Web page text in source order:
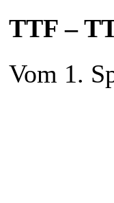
TTF –
Vom 1.